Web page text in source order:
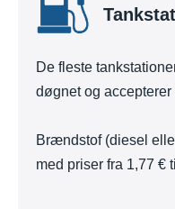
De fleste
døgnet og accepterer
Brændstof (diesel
med priser fra 1,77 €